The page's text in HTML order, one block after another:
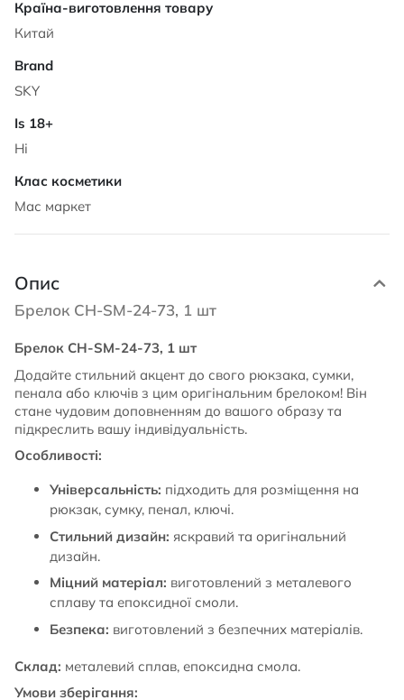
Характеристики
Китай
SKY
Ні
Мас маркет
Опис
Брелок CH-SM-24-73, 1 шт
Брелок CH-SM-24-73, 1 шт
Додайте стильний акцент до свого рюкзака, сумки,
пенала або ключів з цим оригінальним брелоком! Він
стане чудовим доповненням до вашого образу та
підкреслить вашу індивідуальність.
Особливості:
Універсальність: підходить для розміщення на
рюкзак, сумку, пенал, ключі.
Стильний дизайн: яскравий та оригінальний
дизайн.
Міцний матеріал: виготовлений з металевого
сплаву та епоксидної смоли.
Безпека: виготовлений з безпечних матеріалів.
Склад: металевий сплав, епоксидна смола.
Умови зберігання: